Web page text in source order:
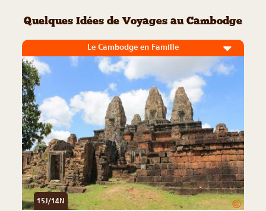
Quelques Idées de Voyages au Cambodge
Le Cambodge en Famille
15J/14N ©